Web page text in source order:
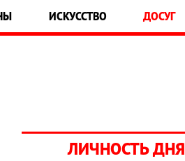
ИСКУССТВО ДОСУГ
ЛИЧНОСТЬ ДНЯ